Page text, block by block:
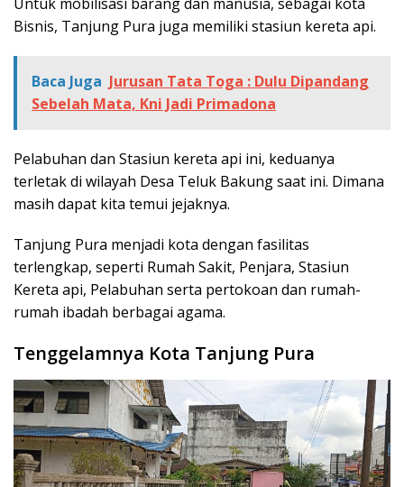
Bisnis, Tanjung Pura juga memiliki stasiun kereta api.
Baca Juga Jurusan Tata Toga : Dulu Dipandang
Sebelah Mata, Kni Jadi Primadona
Pelabuhan dan Stasiun kereta api ini, keduanya
terletak di wilayah Desa Teluk Bakung saat ini. Dimana
masih dapat kita temui jejaknya.
Tanjung Pura menjadi kota dengan fasilitas
terlengkap, seperti Rumah Sakit, Penjara, Stasiun
Kereta api, Pelabuhan serta pertokoan dan rumah-
rumah ibadah berbagai agama.
Tenggelamnya Kota Tanjung Pura